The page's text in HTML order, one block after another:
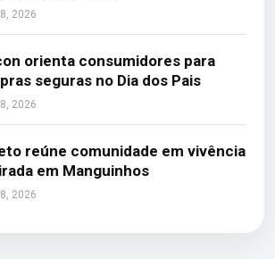
2026
orienta consumidores para
seguras no Dia dos Pais
2026
reúne comunidade em vivência
em Manguinhos
2026